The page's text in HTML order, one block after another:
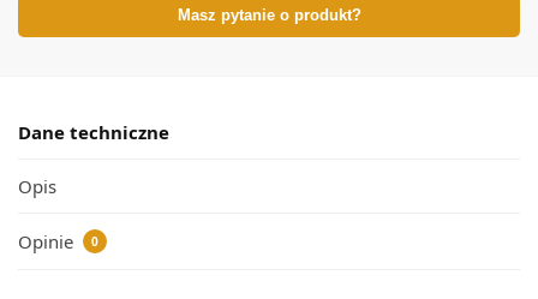
Masz pytanie o produkt?
Dane techniczne
Opis
Opinie 0